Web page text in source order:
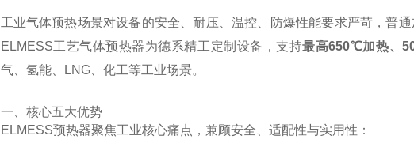
工业气体预热场景对设备的安全、耐压、温控、防爆性能要求严苛，普
ELMESS工艺气体预热器为德系精工定制设备，支持最高650℃加热、
气、氢能、LNG、化工等工业场景。
一、核心五大优势
ELMESS预热器聚焦工业核心痛点，兼顾安全、适配性与实用性：